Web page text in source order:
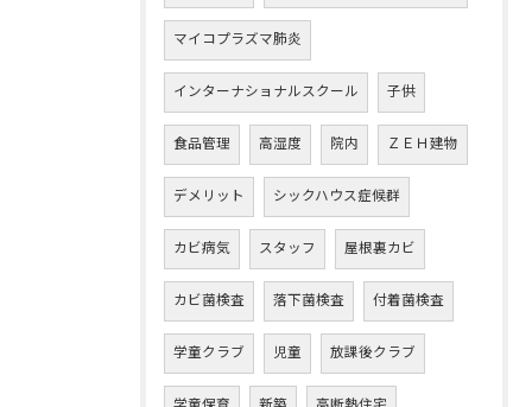
マイコプラズマ肺炎
インターナショナルスクール 子供
食品管理 高湿度 院内 ＺＥＨ建物
デメリット シックハウス症候群
カビ病気 スタッフ 屋根裏カビ
カビ菌検査 落下菌検査 付着菌検査
学童クラブ 児童 放課後クラブ